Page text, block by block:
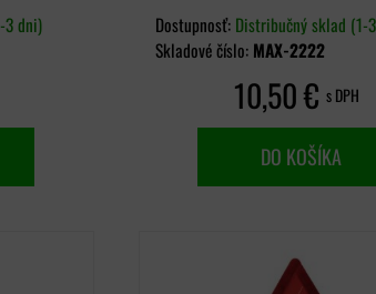
3 dni)
Dostupnosť: Distribučný sklad (1-
Skladové číslo: MAX-2222
10,50 €s DPH
DO KOŠÍKA